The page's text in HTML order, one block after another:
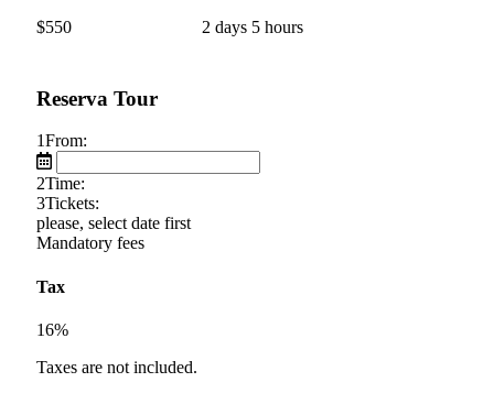
$550 2 days 5 hours
Reserva Tour
1From:
2Time:
3Tickets:
please, select date first
Mandatory fees
Tax
16%
Taxes are not included.